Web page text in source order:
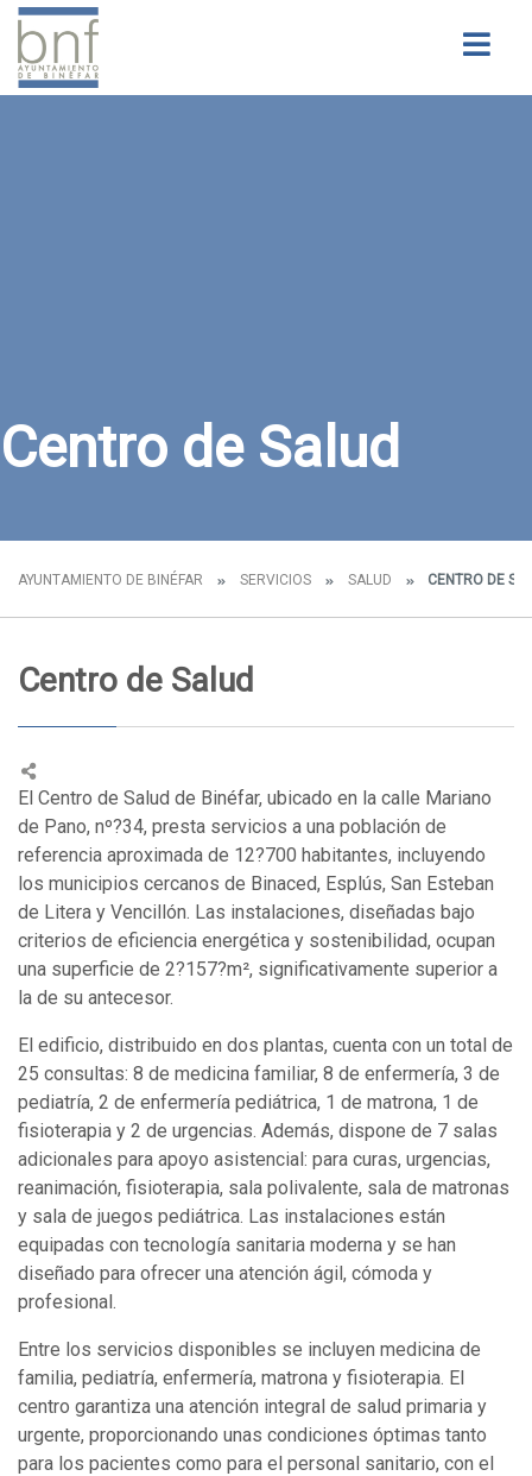
Centro de Salud
AYUNTAMIENTO DE BINÉFAR SERVICIOS SALUD CENTRO DE
Centro de Salud
El Centro de Salud de Binéfar, ubicado en la calle Mariano
de Pano, nº?34, presta servicios a una población de
referencia aproximada de 12?700 habitantes, incluyendo
los municipios cercanos de Binaced, Esplús, San Esteban
de Litera y Vencillón. Las instalaciones, diseñadas bajo
criterios de eficiencia energética y sostenibilidad, ocupan
una superficie de 2?157?m², significativamente superior a
la de su antecesor.
El edificio, distribuido en dos plantas, cuenta con un total de
25 consultas: 8 de medicina familiar, 8 de enfermería, 3 de
pediatría, 2 de enfermería pediátrica, 1 de matrona, 1 de
fisioterapia y 2 de urgencias. Además, dispone de 7 salas
adicionales para apoyo asistencial: para curas, urgencias,
reanimación, fisioterapia, sala polivalente, sala de matronas
y sala de juegos pediátrica. Las instalaciones están
equipadas con tecnología sanitaria moderna y se han
diseñado para ofrecer una atención ágil, cómoda y
profesional.
Entre los servicios disponibles se incluyen medicina de
familia, pediatría, enfermería, matrona y fisioterapia. El
centro garantiza una atención integral de salud primaria y
urgente, proporcionando unas condiciones óptimas tanto
para los pacientes como para el personal sanitario, con el